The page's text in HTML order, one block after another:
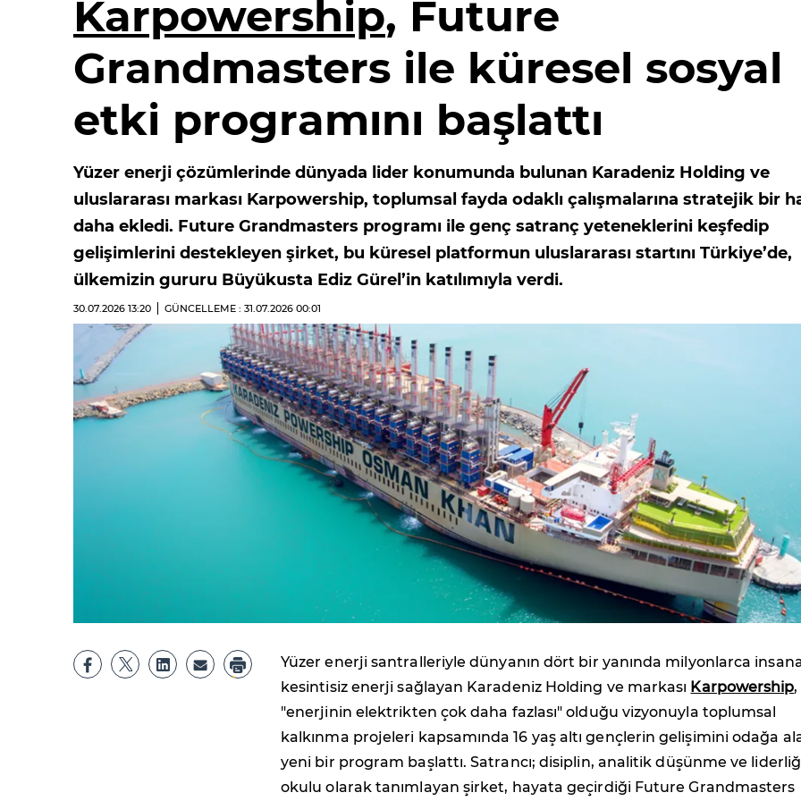
Karpowership, Future
Grandmasters ile küresel sosyal
etki programını başlattı
Yüzer enerji çözümlerinde dünyada lider konumunda bulunan Karadeniz Holding ve
uluslararası markası Karpowership, toplumsal fayda odaklı çalışmalarına stratejik bir
daha ekledi. Future Grandmasters programı ile genç satranç yeteneklerini keşfedip
gelişimlerini destekleyen şirket, bu küresel platformun uluslararası startını Türkiye’de,
ülkemizin gururu Büyükusta Ediz Gürel’in katılımıyla verdi.
30.07.2026 13:20 GÜNCELLEME : 31.07.2026 00:01
Yüzer enerji santralleriyle dünyanın dört bir yanında milyonlarca
kesintisiz enerji sağlayan Karadeniz Holding ve markası Karpowership,
"enerjinin elektrikten çok daha fazlası" olduğu vizyonuyla toplumsal
kalkınma projeleri kapsamında 16 yaş altı gençlerin gelişimini odağa
yeni bir program başlattı. Satrancı; disiplin, analitik düşünme ve
okulu olarak tanımlayan şirket, hayata geçirdiği Future Grandmasters